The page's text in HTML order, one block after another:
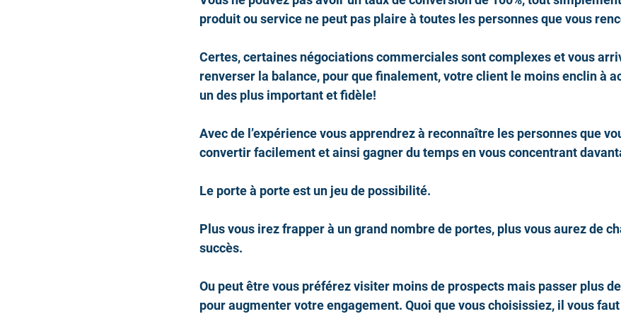
produit ou service ne peut pas plaire à toutes les personnes que vous
Certes, certaines négociations commerciales sont complexes et vous
renverser la balance, pour que finalement, votre client le moins enclin à
un des plus important et fidèle!
Avec de l’expérience vous apprendrez à reconnaître les personnes que
convertir facilement et ainsi gagner du temps en vous concentrant
Le porte à porte est un jeu de possibilité.
Plus vous irez frapper à un grand nombre de portes, plus vous aurez de
succès.
Ou peut être vous préférez visiter moins de prospects mais passer plus
pour augmenter votre engagement. Quoi que vous choisissiez, il vous faut